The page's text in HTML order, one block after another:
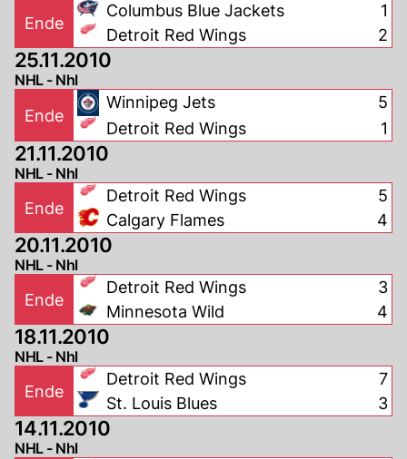
Ende
Columbus Blue Jackets
Detroit Red Wings
1
2
25.11.2010
NHL - Nhl
Ende
Winnipeg Jets
Detroit Red Wings
5
1
21.11.2010
NHL - Nhl
Ende
Detroit Red Wings
Calgary Flames
5
4
20.11.2010
NHL - Nhl
Ende
Detroit Red Wings
Minnesota Wild
3
4
18.11.2010
NHL - Nhl
Ende
Detroit Red Wings
St. Louis Blues
7
3
14.11.2010
NHL - Nhl